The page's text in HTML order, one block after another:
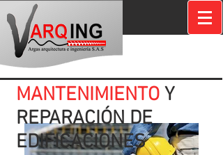
MANTENIMIENTO Y
REPARACIÓNDE
EDIFICACIONES